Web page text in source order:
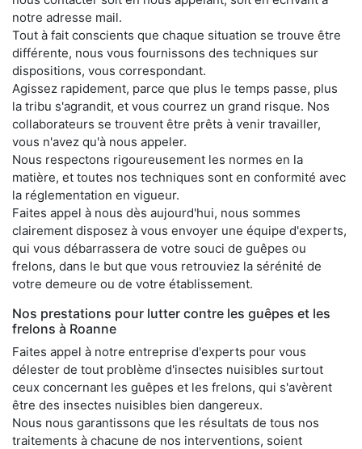
notre adresse mail.
Tout à fait conscients que chaque situation se trouve être
différente, nous vous fournissons des techniques sur
dispositions, vous correspondant.
Agissez rapidement, parce que plus le temps passe, plus
la tribu s'agrandit, et vous courrez un grand risque. Nos
collaborateurs se trouvent être prêts à venir travailler,
vous n'avez qu'à nous appeler.
Nous respectons rigoureusement les normes en la
matière, et toutes nos techniques sont en conformité avec
la réglementation en vigueur.
Faites appel à nous dès aujourd'hui, nous sommes
clairement disposez à vous envoyer une équipe d'experts,
qui vous débarrassera de votre souci de guêpes ou
frelons, dans le but que vous retrouviez la sérénité de
votre demeure ou de votre établissement.
Nos prestations pour lutter contre les guêpes et les
frelons à Roanne
Faites appel à notre entreprise d'experts pour vous
délester de tout problème d'insectes nuisibles surtout
ceux concernant les guêpes et les frelons, qui s'avèrent
être des insectes nuisibles bien dangereux.
Nous nous garantissons que les résultats de tous nos
traitements à chacune de nos interventions, soient